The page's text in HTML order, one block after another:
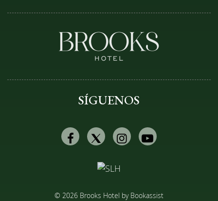
SÍGUENOS
Facebook
TwitterInstagramYoutube
© 2026 Brooks Hotel by Bookassist